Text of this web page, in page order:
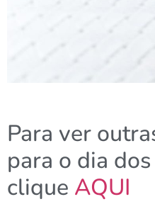
Para ver
para o dia
clique AQUI